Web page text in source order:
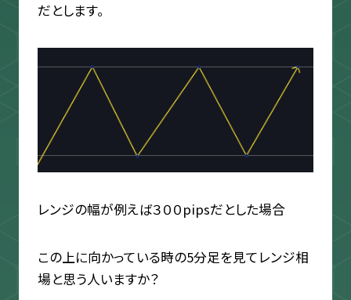
だとします。
レンジの幅が例えば３００pipsだとした場合
この上に向かっている時の5分足を見てレンジ相
場と思う人いますか？